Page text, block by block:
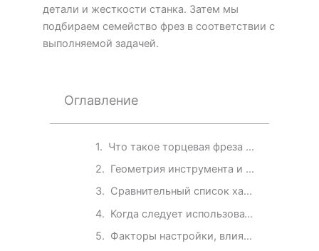
детали и жесткости станка. Затем мы
подбираем семейство фрез в соответствии с
выполняемой задачей.
Оглавление
Что такое торцевая фреза и что такое концевая фреза?
Геометрия инструмента и особенности резания
Сравнительный список характеристик торцевой и торцевой фрез.
Когда следует использовать каждый инструмент?
Факторы настройки, влияющие на результат.